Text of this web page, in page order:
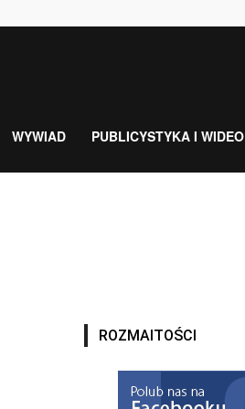
WYWIAD PUBLICYSTYKA I WIDEO
ROZMAITOŚCI